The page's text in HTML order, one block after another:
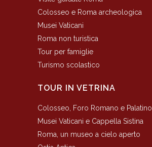
Colosseo e Roma archeologica
Musei Vaticani
Roma non turistica
Tour per famiglie
Turismo scolastico
TOUR IN VETRINA
Colosseo, Foro Romano e Palatino
Musei Vaticani e Cappella Sistina
Roma, un museo a cielo aperto